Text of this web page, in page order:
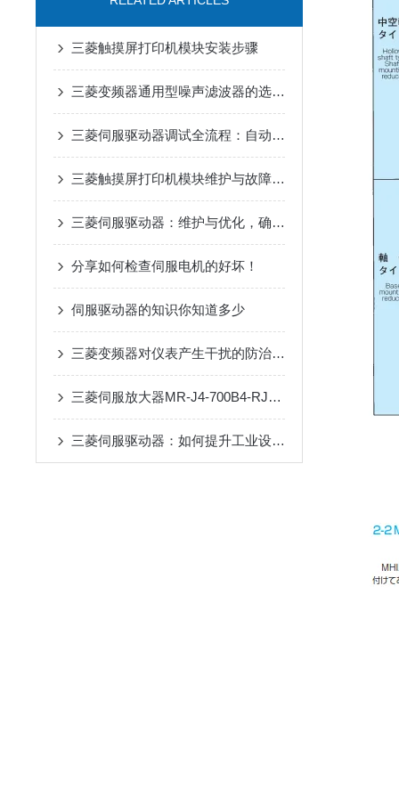
三菱触摸屏打印机模块安装步骤
三菱变频器通用型噪声滤波器的选购与安装要点
三菱伺服驱动器调试全流程：自动增益、共振抑制参数设置详解
三菱触摸屏打印机模块维护与故障排查
三菱伺服驱动器：维护与优化，确保长期稳定运行
分享如何检查伺服电机的好坏！
伺服驱动器的知识你知道多少
三菱变频器对仪表产生干扰的防治措施
三菱伺服放大器MR-J4-700B4-RJ在抗干扰方面有哪些具体优势？
三菱伺服驱动器：如何提升工业设备的精确控制与效率